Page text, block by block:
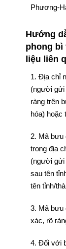
Phương-
Hướng
phong bì
liệu liên
1. Địa chỉ
(người gửi
ràng trên
hóa) hoặc
2. Mã bưu
trong địa
(người gửi
sau tên
tên tỉnh/
3. Mã bưu
xác, rõ
4. Đối với